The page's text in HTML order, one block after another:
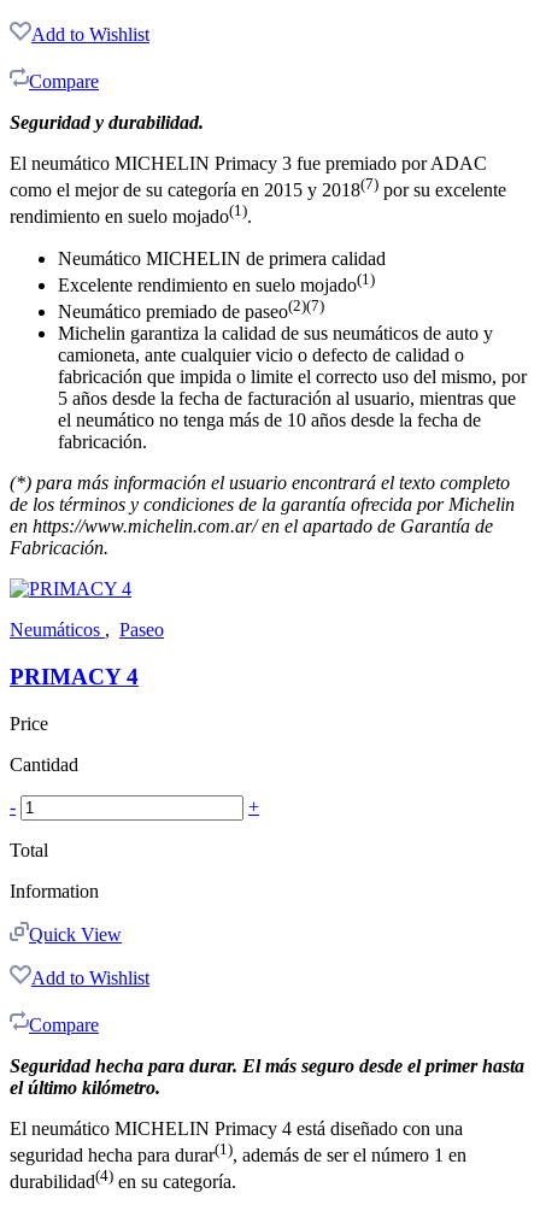
Add to Wishlist
Compare
Seguridad y durabilidad.
El neumático MICHELIN Primacy 3 fue premiado por ADAC
como el mejor de su categoría en 2015 y 2018(7) por su excelente
rendimiento en suelo mojado(1).
Neumático MICHELIN de primera calidad
Excelente rendimiento en suelo mojado(1)
Neumático premiado de paseo(2)(7)
Michelin garantiza la calidad de sus neumáticos de auto y
camioneta, ante cualquier vicio o defecto de calidad o
fabricación que impida o limite el correcto uso del mismo, por
5 años desde la fecha de facturación al usuario, mientras que
el neumático no tenga más de 10 años desde la fecha de
fabricación.
(*) para más información el usuario encontrará el texto completo
de los términos y condiciones de la garantía ofrecida por Michelin
en https://www.michelin.com.ar/ en el apartado de Garantía de
Fabricación.
Neumáticos , Paseo
PRIMACY 4
Price
Cantidad
- +
Total
Information
Quick View
Add to Wishlist
Compare
Seguridad hecha para durar. El más seguro desde el primer hasta
el último kilómetro.
El neumático MICHELIN Primacy 4 está diseñado con una
seguridad hecha para durar(1), además de ser el número 1 en
durabilidad(4) en su categoría.